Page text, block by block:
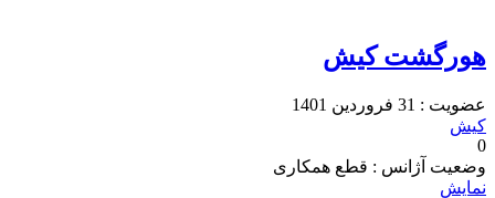
هورگشت کیش
عضویت : 31 فروردین 1401
کیش
0
وضعیت آژانس : قطع همکاری
نمایش